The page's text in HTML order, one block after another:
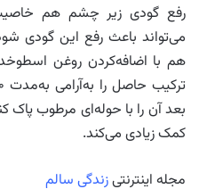
رفع گودی زیر چشم هم
می‌تواند باعث رفع این گودی
هم با اضافه‌کردن روغن
بعد آن را با حوله‌ای مرطوب پاک
کمک زیادی می‌کند.
مجله اینترنتیزندگی سالم